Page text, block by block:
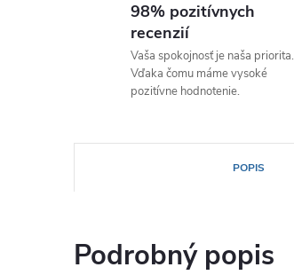
98% pozitívnych
recenzií
Vaša spokojnosť je naša priorita.
Vďaka čomu máme vysoké
pozitívne hodnotenie.
POPIS
Podrobný popis